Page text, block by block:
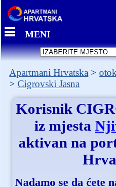
MENI
Apartmani Hrvatska
Cigrovski Jasna
Korisnik
iz mjesta
aktivan na
Nadamo se da ćete